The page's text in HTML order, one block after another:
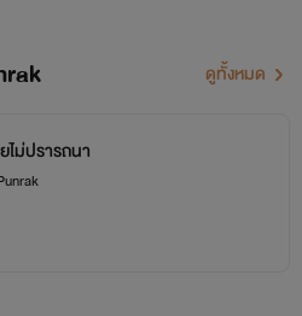
นี้
อบและรักในการ
ของ
นดาลใจ ในการ
ดูทั้งหมด
ไม่ปรารถนา